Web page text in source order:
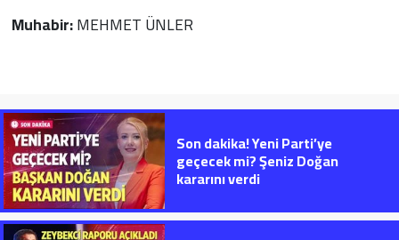
Muhabir:MEHMET ÜNLER
Son dakika! Yeni Parti’ye
geçecek mi? Şeniz Doğan
kararını verdi